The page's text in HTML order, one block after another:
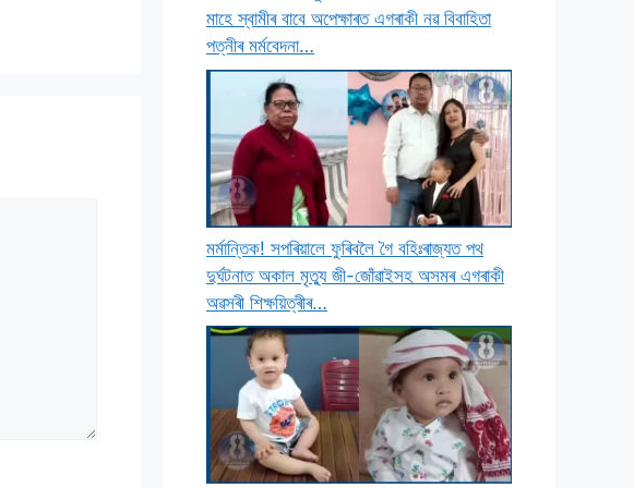
মাহে স্বামীৰ বাবে অপেক্ষাৰত এগৰাকী নৱ বিবাহিতা
পত্নীৰ মৰ্মবেদনা…
মৰ্মান্তিক! সপৰিয়ালে ফুৰিবলৈ গৈ বহিঃৰাজ্যত পথ
দুৰ্ঘটনাত অকাল মৃত্যু জী-জোঁৱাইসহ অসমৰ এগৰাকী
অৱসৰী শিক্ষয়িত্ৰীৰ…